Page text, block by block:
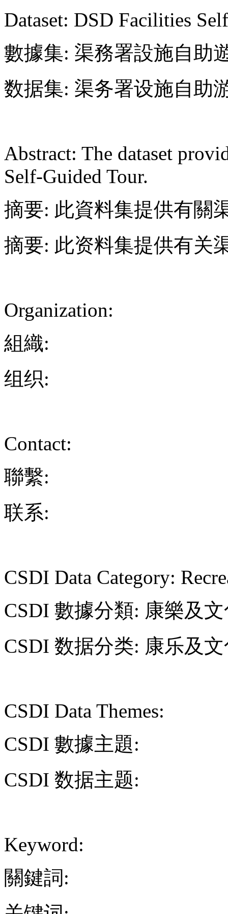
Dataset: DSD Facilities
數據集: 渠務署設施自助
数据集: 渠务署设施自助
Abstract: The dataset
Self-Guided Tour.
摘要: 此資料集提供有關
摘要: 此资料集提供有关
Organization:
組織:
组织:
Contact:
聯繫:
联系:
CSDI Data Category:
CSDI 數據分類: 康樂及
CSDI 数据分类: 康乐及
CSDI Data Themes:
CSDI 數據主題:
CSDI 数据主题:
Keyword:
關鍵詞: